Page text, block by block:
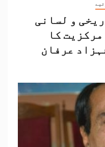
و لسانی
کا
عرفان